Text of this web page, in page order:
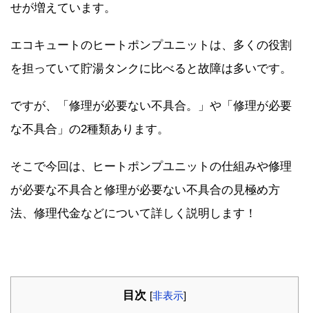
せが増えています。
エコキュートのヒートポンプユニットは、多くの役割
を担っていて貯湯タンクに比べると故障は多いです。
ですが、「修理が必要ない不具合。」や「修理が必要
な不具合」の2種類あります。
そこで今回は、ヒートポンプユニットの仕組みや修理
が必要な不具合と修理が必要ない不具合の見極め方
法、修理代金などについて詳しく説明します！
目次 [非表示]